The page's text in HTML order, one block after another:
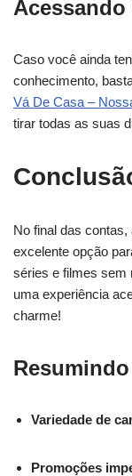
Caso você ainda
conhecimento,
Vá De Casa –
tirar todas as suas
No final das contas,
excelente opção
séries e filmes sem
uma experiência
charme!
Resumindo
Variedade de
Promoções